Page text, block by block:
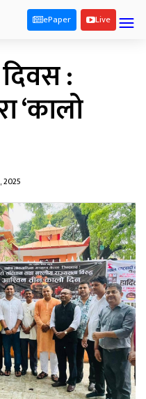
ePaper Live
:
‘कालो
2025